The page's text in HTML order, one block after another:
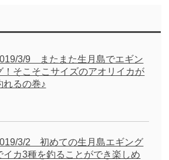
3/9 またまた生月島でエギン
！そこそこサイズのアオリイカが
れるの巻♪
3/2 初めての生月島エギング
イカ3種を釣ることができ楽しめ